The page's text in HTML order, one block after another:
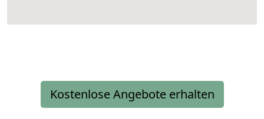
Kostenlose Angebote erhalten